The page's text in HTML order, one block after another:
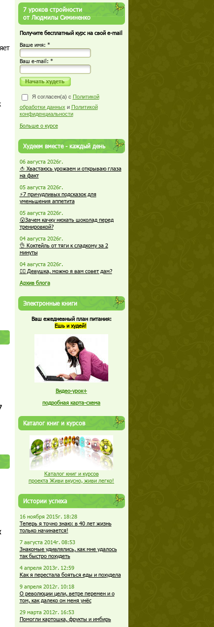
7 уроков стройности
от Людмилы Симиненко
Получите бесплатный курс на свой e-mail
Ваше имя: *
Ваш е-mail: *
Я согласен(а) с Политикой
обработки данных и Политикой
конфиденциальности
Больше о курсе
Худеем вместе - каждый день
06 августа 2026г.
🍅 Хвастаюсь урожаем и открываю глаза
на факт
05 августа 2026г.
⚡7 причудливых подсказок для
уменьшения аппетита
05 августа 2026г.
😮Зачем качку нюхать шоколад перед
тренировкой?
04 августа 2026г.
👌 Коктейль от тяги к сладкому за 2
минуты
04 августа 2026г.
🏋️‍♀️ Девушка, можно я вам совет дам?
Архив блога
Электронные книги
Ваш ежедневный план питания:
Ешь и худей!
Видео-урок+
подробная карта-схема
Каталог книг и курсов
Каталог книг и курсов
проекта Живи вкусно, живи легко!
Истории успеха
16 ноября 2015г. 18:28
Теперь я точно знаю: в 40 лет жизнь
только начинается!
7 августа 2014г. 08:53
Знакомые удивлялись, как мне удалось
так быстро похудеть
4 апреля 2013г. 12:59
Как я перестала бояться еды и похудела
9 апреля 2012г. 10:18
О революции цели, ветре перемен и о
том, как далеко он меня унёс
29 марта 2012г. 16:53
Помогли картошка, фрукты и имбирь